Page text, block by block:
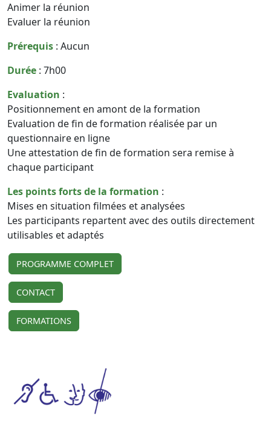
Animer la réunion
Evaluer la réunion
Prérequis : Aucun
Durée : 7h00
Evaluation :
Positionnement en amont de la formation
Evaluation de fin de formation réalisée par un
questionnaire en ligne
Une attestation de fin de formation sera remise à
chaque participant
Les points forts de la formation :
Mises en situation filmées et analysées
Les participants repartent avec des outils directement
utilisables et adaptés
PROGRAMME COMPLET
CONTACT
FORMATIONS